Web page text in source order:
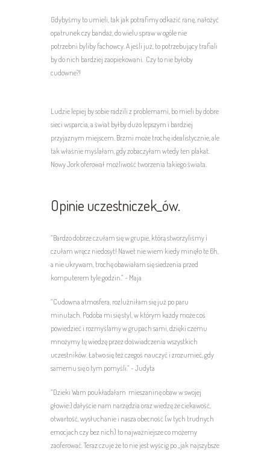
Gdybyśmy to umieli, tak jak potrafimy odkazić ranę, nałożyć
opatrunek czy bandaż, do wielu spraw w ogóle nie
potrzebni byliby fachowcy. A jeśli już, to potrzebujący trafiali
by do nich bardziej zaopiekowani. Czy to nie byłoby
cudowne?!
Ludzie lepiej by sobie radzili z problemami, bo mieli by dobre
sieci wsparcia, a świat byłby dużo lepszym i bardziej
przyjaznym miejscem. Brzmi może trochę idealistycznie, ale
tak właśnie myślałam, gdy zobaczyłam wtedy ten plakat.
Nowy Jork oferował możliwość tworzenia takiego świata.
Opinie uczestniczek_ów.
“Bardzo dobrze czułam się w grupie, którą stworzyliśmy i
czułam wręcz niedosyt! Nawet nie wiem kiedy minęło te 6h,
a nie ukrywam, trochę obawiałam się siedzenia przed
komputerem tyle godzin.” ~ Maja
“Cudowna atmosfera, rozluźniłam się już po paru
minutach. Podoba mi się styl, w którym każdy może coś
powiedzieć i rozmyślamy w grupach sami, dzięki czemu
mnożymy tę wiedzę przez doświadczenia wszystkich
uczestników. Łatwo się też czegoś nauczyć i zrozumieć, gdy
samemu się o tym pomyśli.” ~ Judyta
“Dzieki Wam poukładałam mieszaninę obaw w swojej
głowie:) dałyście nam narzędzia oraz wiedzę że ciekawość,
otwartość, wysłuchanie i nasza obecność (w tych trudnych
emocjach czy bez nich) to najważniejsze co możemy
zaoferować. Teraz czuje że to nie jest wyścig po „jak najszybsze